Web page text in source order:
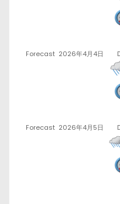
Forecast 2026年4月4日
Forecast 2026年4月5日